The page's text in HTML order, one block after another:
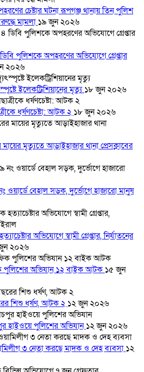
চেষ্টার ঘটনা রূপগঞ্জ থানায় তিন পুলিশ
মামলা ১৯ জুন ২০২৬
পুলিশকে অপহরণের অভিযোগে গ্রেপ্তার
২০২৬
ইলেকট্রিশিয়ানের মৃত্যু১৮ জুন ২০২৬
ধর্ষণচেষ্টা: আটক ২ ১৮ জুন ২০২৬
মৃত্যুতে আড়াইহাজার থানা প্রেসক্লাবের
ওয়ার্ডে বেহাল সড়ক, দুর্ভোগে হাজারো মানুষ
অভিযোগে স্বামী গ্রেপ্তার, নির্যাতনের
২০২৬
পুলিশের অভিযান ১২ বাইক আটক ১৫ জুন
শিশু ধর্ষণ, আটক ২ ১২ জুন ২০২৬
হাইওয়ে পুলিশের অভিযান১২ জুন ২০২৬
৩ নেতা করছে মাদক ও দেহ ব্যবসা ১২